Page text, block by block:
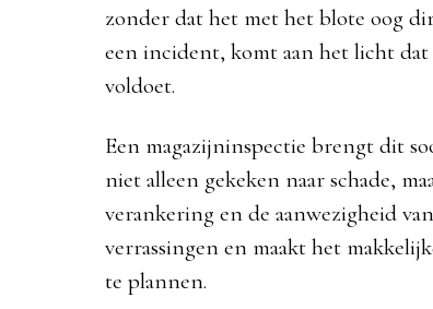
zonder dat het met het blote oog
een incident, komt aan het licht
voldoet.
Een magazijninspectie brengt dit
niet alleen gekeken naar schade,
verankering en de aanwezigheid
verrassingen en maakt het
te plannen.